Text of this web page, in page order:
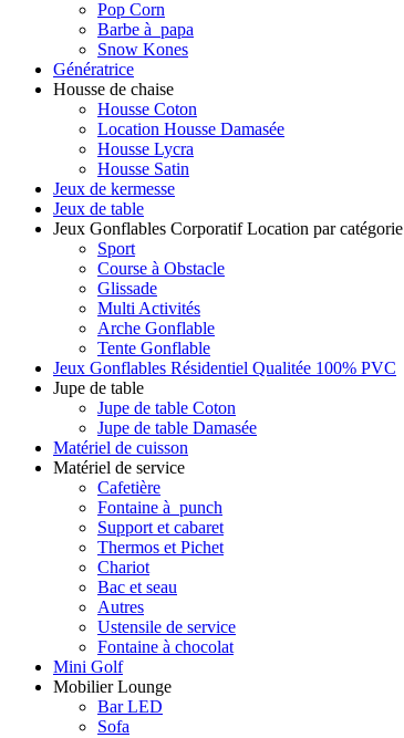
Pop Corn
Barbe à papa
Snow Kones
Génératrice
Housse de chaise
Housse Coton
Location Housse Damasée
Housse Lycra
Housse Satin
Jeux de kermesse
Jeux de table
Jeux Gonflables Corporatif Location par catégorie
Sport
Course à Obstacle
Glissade
Multi Activités
Arche Gonflable
Tente Gonflable
Jeux Gonflables Résidentiel Qualitée 100% PVC
Jupe de table
Jupe de table Coton
Jupe de table Damasée
Matériel de cuisson
Matériel de service
Cafetière
Fontaine à punch
Support et cabaret
Thermos et Pichet
Chariot
Bac et seau
Autres
Ustensile de service
Fontaine à chocolat
Mini Golf
Mobilier Lounge
Bar LED
Sofa